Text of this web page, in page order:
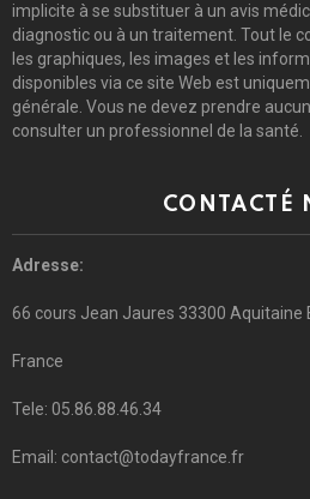
implicite à se substituer à un avis
diagnostic ou à un traitement. Tout le
les graphiques, les images et les
disponibles via ce site Web est
générale. Vous ne devez prendre
consulter un professionnel de la santé.
CONTACTÉ
Adresse:
66 cours Jean Jaures 33300 Aquitaine
France
Tele: 05.86.88.46.34
Email: contact@todayfrance.fr